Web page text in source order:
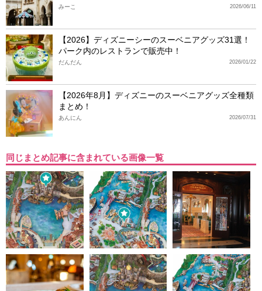
2026/06/11
みーこ
【2026】ディズニーシーのスーベニアグッズ31選！
パーク内のレストランで販売中！
2026/01/22
だんだん
【2026年8月】ディズニーのスーベニアグッズ全種類
まとめ！
2026/07/31
あんにん
同じまとめ記事に含まれている画像一覧